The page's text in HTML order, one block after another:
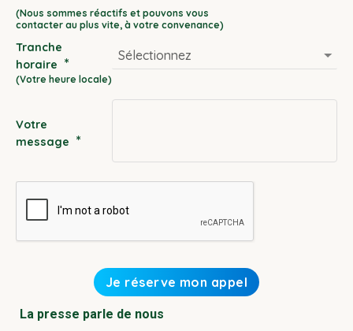
DD
slash
MM
slash
Tranche
horaire *
Votre
message *
La presse parle de nous